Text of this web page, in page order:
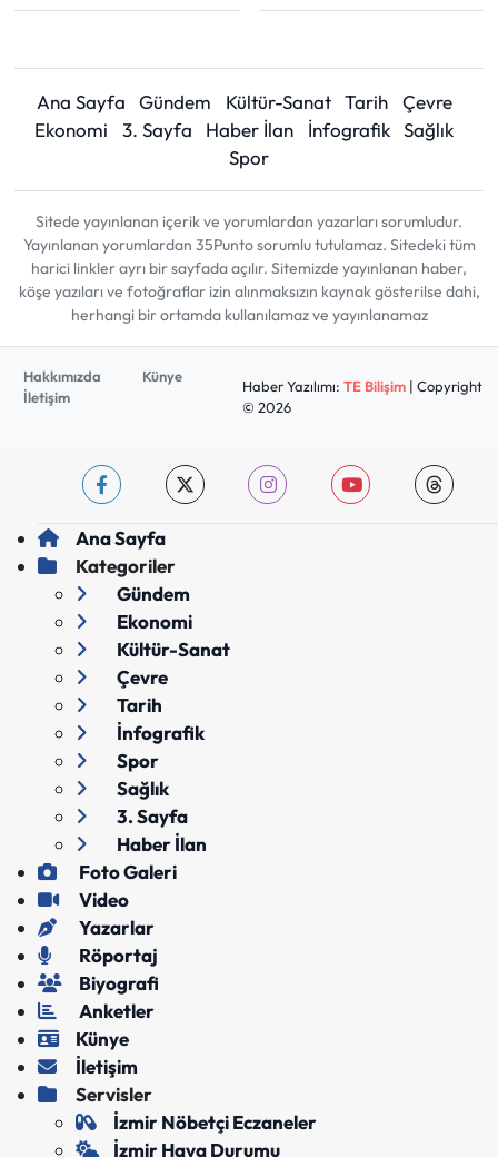
Ana Sayfa Gündem Kültür-Sanat Tarih
Çevre
Ekonomi
3. Sayfa Haber İlan İnfografik Sağlık
Spor
Sitede yayınlanan içerik ve yorumlardan yazarları sorumludur.
Yayınlanan yorumlardan 35Punto sorumlu tutulamaz. Sitedeki tüm
harici linkler ayrı bir sayfada açılır. Sitemizde yayınlanan haber,
köşe yazıları ve fotoğraflar izin alınmaksızın kaynak gösterilse dahi,
herhangi bir ortamda kullanılamaz ve yayınlanamaz
Hakkımızda
Künye
İletişim
Haber Yazılımı: TE Bilişim| Copyright
© 2026
Ana Sayfa
Kategoriler
Gündem
Ekonomi
Kültür-Sanat
Çevre
Tarih
İnfografik
Spor
Sağlık
3. Sayfa
Haber İlan
Foto Galeri
Video
Yazarlar
Röportaj
Biyografi
Anketler
Künye
İletişim
Servisler
İzmir Nöbetçi Eczaneler
İzmir Hava Durumu